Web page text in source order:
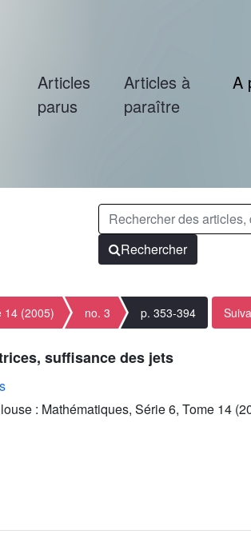
Articles
parus
Articles à
paraître
A
Rechercher
14 (2005) no. 3 p. 353-394
suffisance des jets
: Mathématiques, Série 6, Tome 14